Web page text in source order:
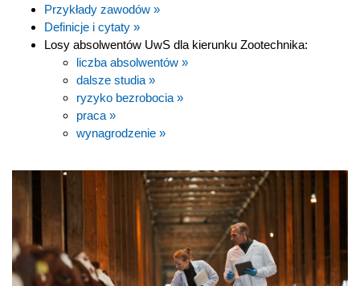
Przykłady zawodów »
Definicje i cytaty »
Losy absolwentów UwS dla kierunku Zootechnika:
liczba absolwentów »
dalsze studia »
ryzyko bezrobocia »
praca »
wynagrodzenie »